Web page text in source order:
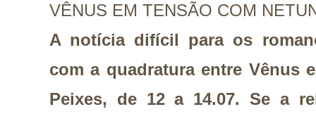
VÊNUS EM TENSÃO COM
A notícia difícil para os
com a quadratura entre Vênus
Peixes, de 12 a 14.07. Se a